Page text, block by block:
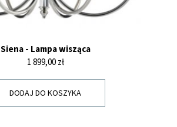
Siena - Lampa wisząca
Cena
1 899,00 zł
DODAJ DO KOSZYKA